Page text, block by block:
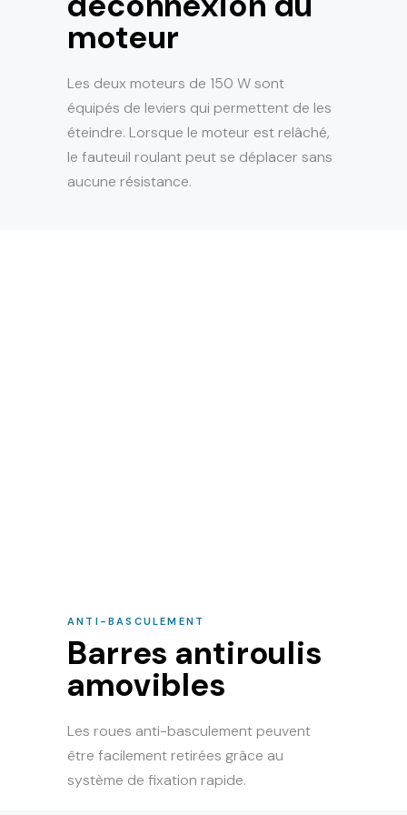
moteur
Les deux moteurs de 150 W sont
équipés de leviers qui permettent de les
éteindre. Lorsque le moteur est relâché,
le fauteuil roulant peut se déplacer sans
aucune résistance.
ANTI-BASCULEMENT
Barres antiroulis
amovibles
Les roues anti-basculement peuvent
être facilement retirées grâce au
système de fixation rapide.